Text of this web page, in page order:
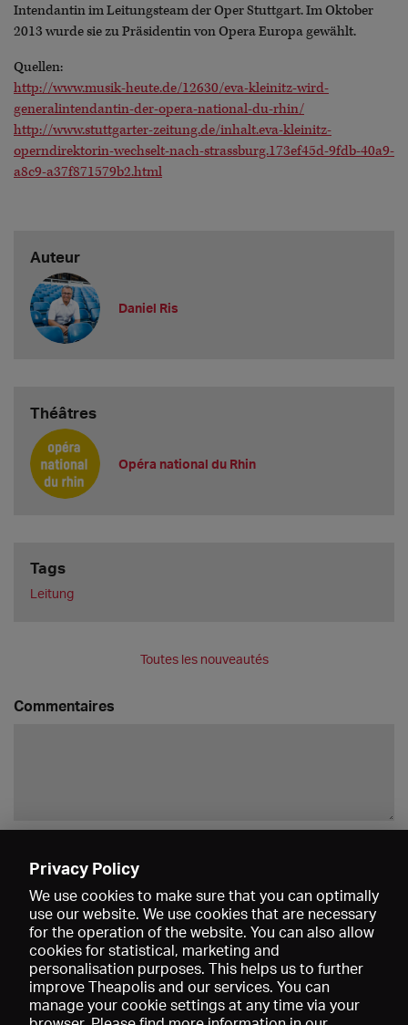
Intendantin im Leitungsteam der Oper Stuttgart. Im Oktober
2013 wurde sie zu Präsidentin von Opera Europa gewählt.
Quellen:
http://www.musik-heute.de/12630/eva-kleinitz-wird-
generalintendantin-der-opera-national-du-rhin/
http://www.stuttgarter-zeitung.de/inhalt.eva-kleinitz-
operndirektorin-wechselt-nach-strassburg.173ef45d-9fdb-40a9-
a8c9-a37f871579b2.html
Auteur
Daniel Ris
Théâtres
Opéra national du Rhin
Tags
Leitung
Toutes les nouveautés
Commentaires
Privacy Policy
We use cookies to make sure that you can optimally
use our website. We use cookies that are necessary
for the operation of the website. You can also allow
cookies for statistical, marketing and
personalisation purposes. This helps us to further
improve Theapolis and our services. You can
manage your cookie settings at any time via your